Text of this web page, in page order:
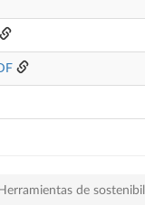
Herramientas de